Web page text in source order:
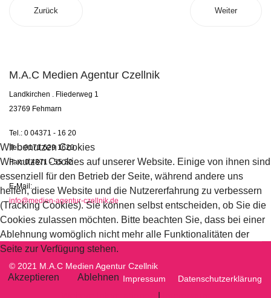
Zurück Weiter
M.A.C Medien Agentur Czellnik
Landkirchen . Fliederweg 1
23769 Fehmarn
Tel.: 0 04371 - 16 20
Tel.: 0171 629 1620
Fax: 0 4371 - 55 32
E-Mail:
info@medien-agentur-czellnik.de
© 2021 M.A.C Medien Agentur Czellnik
Impressum
Datenschutzerklärung
Wir benutzen Cookies
Wir nutzen Cookies auf unserer Website. Einige von ihnen sind
essenziell für den Betrieb der Seite, während andere uns
helfen, diese Website und die Nutzererfahrung zu verbessern
(Tracking Cookies). Sie können selbst entscheiden, ob Sie die
Cookies zulassen möchten. Bitte beachten Sie, dass bei einer
Ablehnung womöglich nicht mehr alle Funktionalitäten der
Seite zur Verfügung stehen.
Akzeptieren
Ablehnen